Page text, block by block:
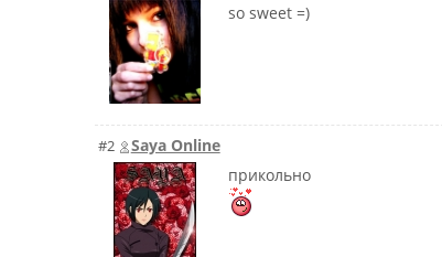
so sweet =)
#2
Saya Online
прикольно